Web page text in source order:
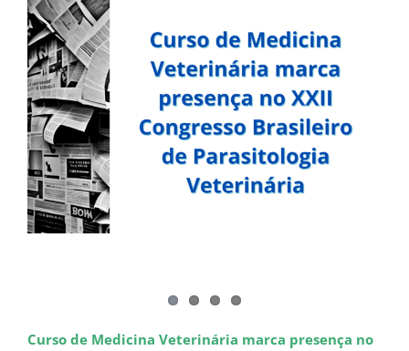
Curso de Medicina Veterinária marca presença no